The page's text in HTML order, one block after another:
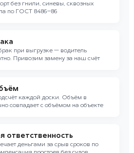
без гнили, синевы, сквозных
по ГОСТ 8486–86
при выгрузке — водитель
Привозим замену за наш счёт
каждой доски. Объём в
совпадает с объёмом на объекте
ответственность
деньгами за срыв сроков по